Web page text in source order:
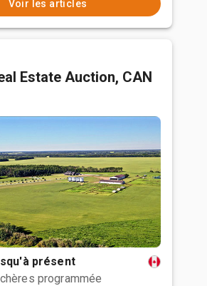
Voir les articles
Estate Auction, CAN
présent
programmée